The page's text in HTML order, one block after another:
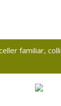
familiar,